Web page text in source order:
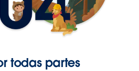
todas partes